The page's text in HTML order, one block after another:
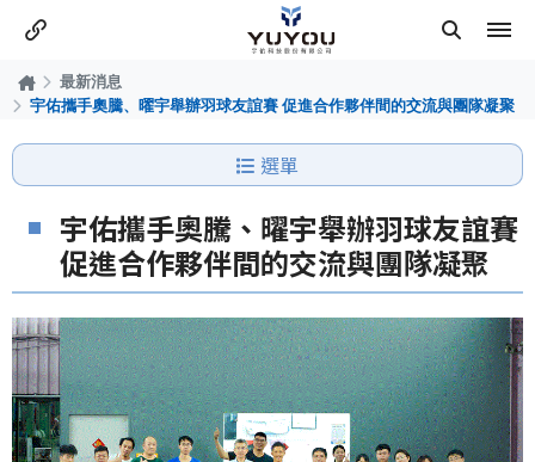
最新消息
宇佑攜手奧騰、曜宇舉辦羽球友誼賽 促進合作夥伴間的交流與團隊凝聚
選單
宇佑攜手奧騰、曜宇舉辦羽球友誼賽
促進合作夥伴間的交流與團隊凝聚